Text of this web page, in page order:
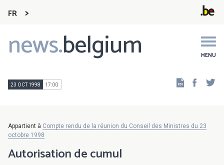
FR
news.belgium MENU
Main
navigation
23 OCT 1998 17:00
Appartient à Compte rendu de la réunion du Conseil des Ministres du 23
octobre 1998
Autorisation de cumul